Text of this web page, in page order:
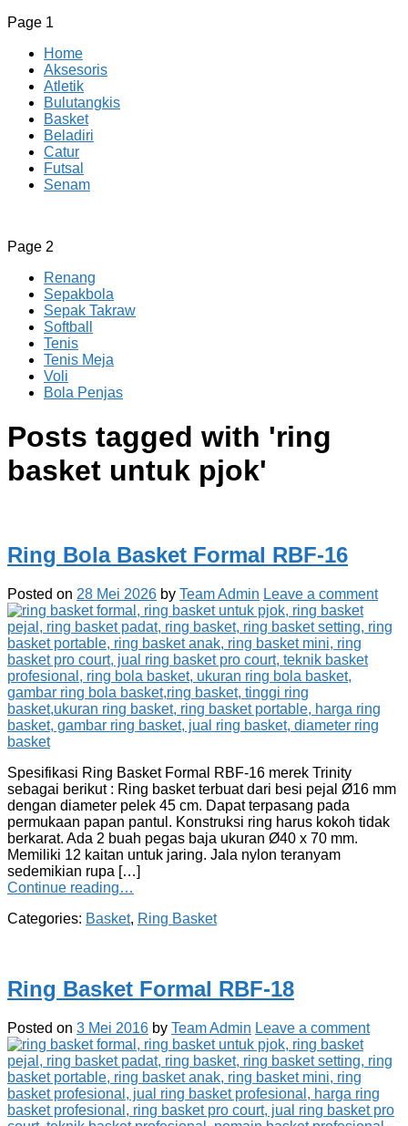
Page 1
Home
Aksesoris
Atletik
Bulutangkis
Basket
Beladiri
Catur
Futsal
Senam
CV JAYA BERSAMA Co Id
Menyediakan Semua Perlengkapan Olahraga Yang
Page 2
Renang
Sepakbola
Sepak Takraw
Softball
Tenis
Tenis Meja
Voli
Bola Penjas
Posts tagged with 'ring
basket untuk pjok'
Ring Bola Basket Formal RBF-16
Posted on 28 Mei 2026 by Team Admin Leave a comment
Spesifikasi Ring Basket Formal RBF-16 merek Trinity
sebagai berikut : Ring basket terbuat dari besi pejal Ø16 mm
dengan diameter pelek 45 cm. Dapat terpasang pada
permukaan papan pantul. Konstruksi ring harus kokoh tidak
berkarat. Ada 2 buah pegas baja ukuran Ø40 x 70 mm.
Memiliki 12 kaitan untuk jaring. Jala nylon teranyam
sedemikian rupa […]
Continue reading…
Categories: Basket, Ring Basket
Ring Basket Formal RBF-18
Posted on 3 Mei 2016 by Team Admin Leave a comment